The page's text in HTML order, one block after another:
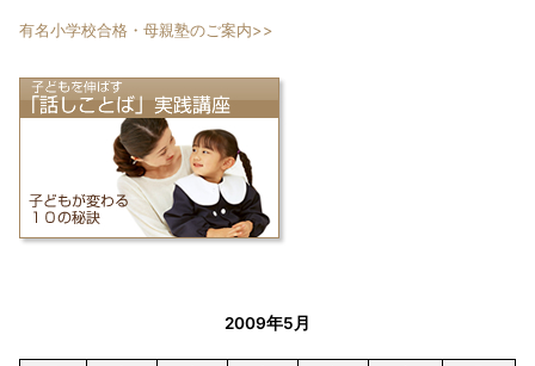
有名小学校合格・母親塾のご案内>>
2009年5月